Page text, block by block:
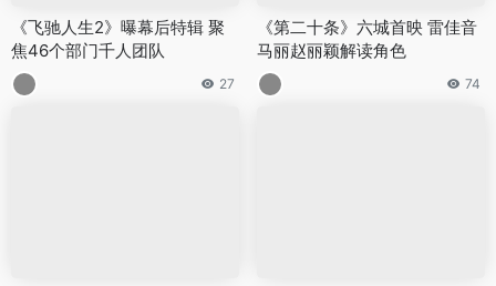
《飞驰人生2》曝幕后特辑 聚
焦46个部门千人团队
27
《第二十条》六城首映 雷佳音
马丽赵丽颖解读角色
74